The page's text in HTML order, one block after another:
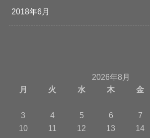
2018年6月
2026年8月
月
火 水 木 金
3
4 5 6 7
10
11 12 13 14